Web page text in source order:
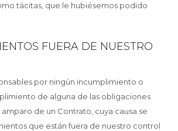
tácitas, que le hubiésemos podido
FUERA DE NUESTRO
por ningún incumplimiento o
de alguna de las obligaciones
de un Contrato, cuya causa se
que están fuera de nuestro control